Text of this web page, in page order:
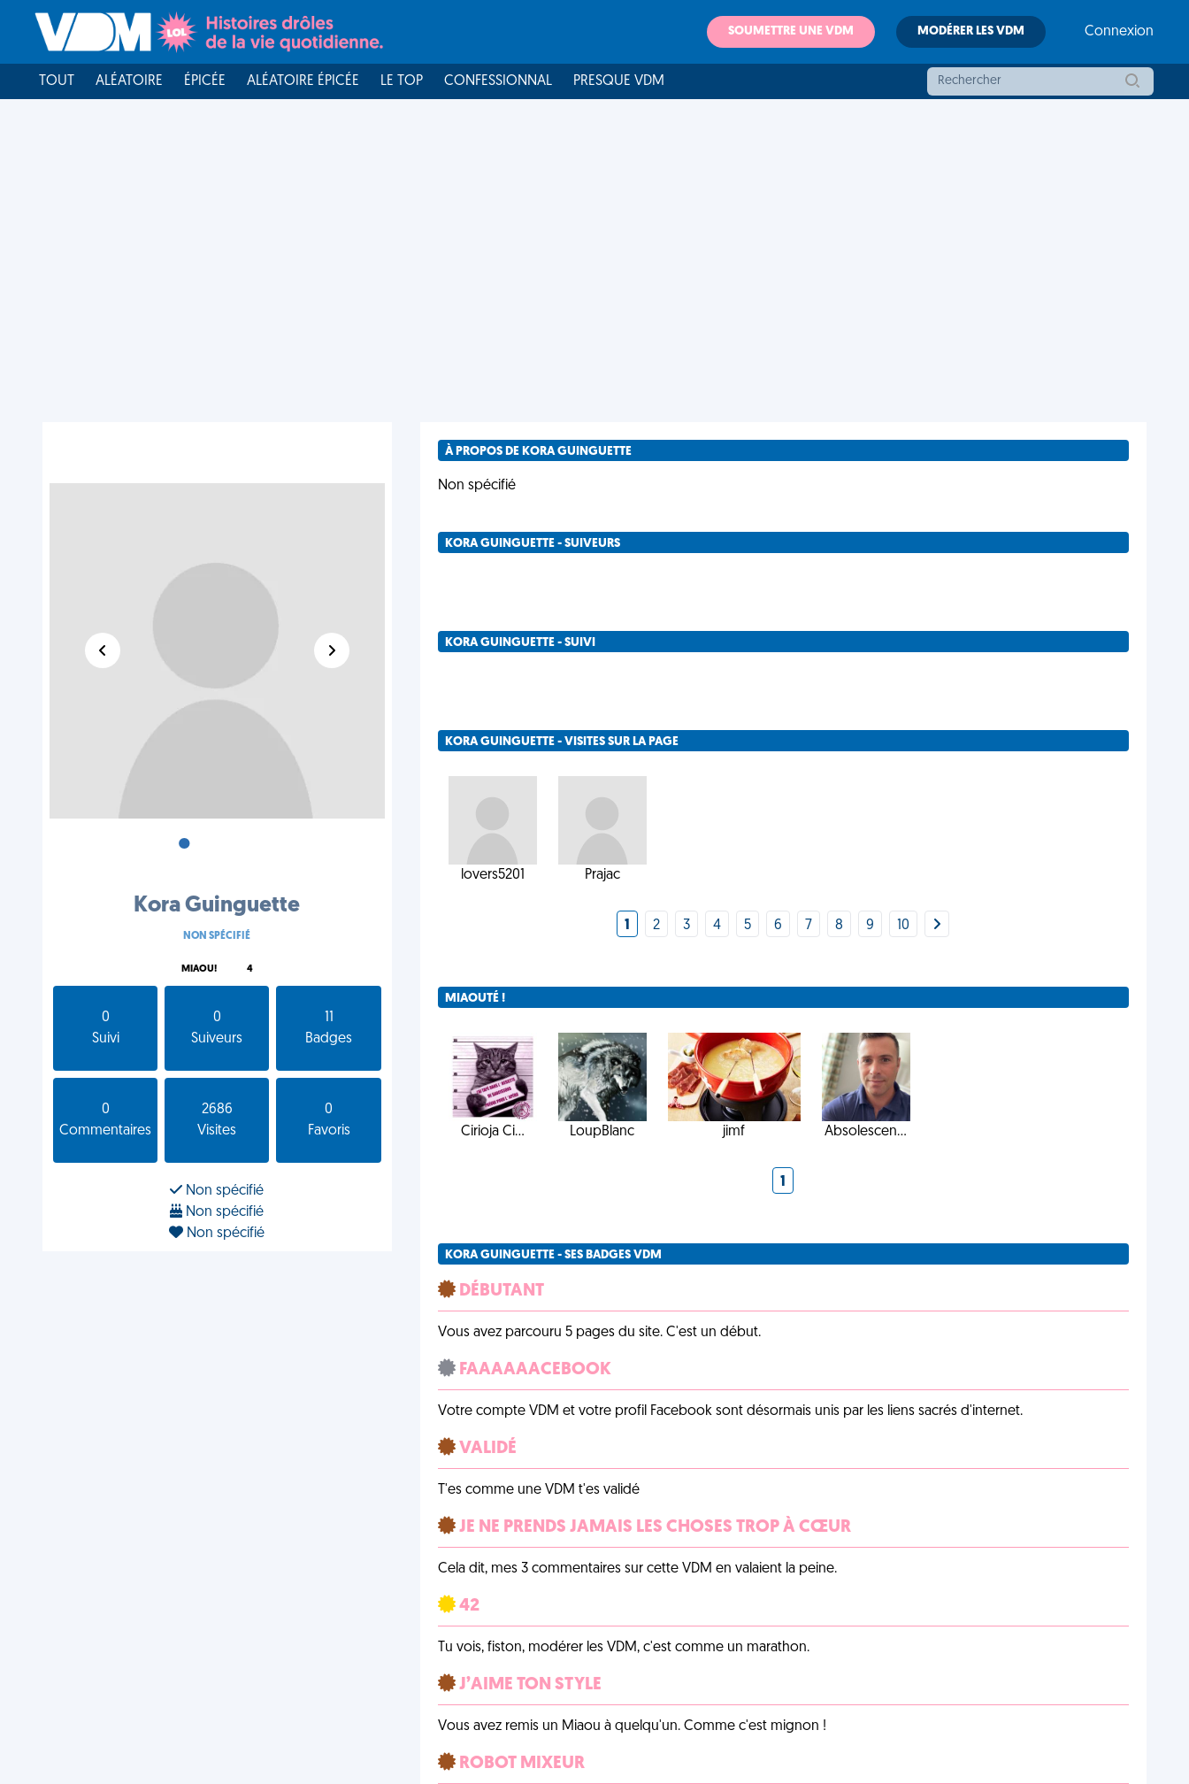
SOUMETTRE UNE VDM MODÉRER LES VDM Connexion
TOUT ALÉATOIRE ÉPICÉE ALÉATOIRE ÉPICÉE LE TOP CONFESSIONNAL PRESQUE VDM
•
Kora Guinguette
NON SPÉCIFIÉ
MIAOU! 4
0
Suivi
0
Suiveurs
Badges
0
Commentaires
2686
Visites
0
Favoris
Non spécifié
Non spécifié
Non spécifié
À PROPOS DE KORA GUINGUETTE
Non spécifié
KORA GUINGUETTE - SUIVEURS
KORA GUINGUETTE - SUIVI
KORA GUINGUETTE - VISITES SUR LA PAGE
lovers5201 Prajac
1 2 3 4 5 6 7 8 9 10
MIAOUTÉ !
Cirioja Ci... LoupBlanc jimf Absolescen...
1
KORA GUINGUETTE - SES BADGES VDM
DÉBUTANT
Vous avez parcouru 5 pages du site. C'est un début.
FAAAAAACEBOOK
Votre compte VDM et votre profil Facebook sont désormais unis par les liens sacrés d'internet.
VALIDÉ
T'es comme une VDM t'es validé
JE NE PRENDS JAMAIS LES CHOSES TROP À CŒUR
Cela dit, mes 3 commentaires sur cette VDM en valaient la peine.
42
Tu vois, fiston, modérer les VDM, c'est comme un marathon.
J’AIME TON STYLE
Vous avez remis un Miaou à quelqu'un. Comme c'est mignon !
ROBOT MIXEUR